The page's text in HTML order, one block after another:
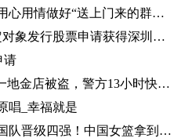
环球微资讯！政前方快评｜用心用情做好“送上门来的群众工作”
速看：泰嘉股份: 关于向特定对象发行股票申请获得深圳证券交易所上市审核中心审核通过的公告
请
“我的金店被人偷了！”江西一地金店被盗，警方13小时快速侦破 每日看点
唱_幸福就是
世界快看点丨亚洲杯击败韩国队晋级四强！中国女篮拿到世界杯及奥运资格赛席位